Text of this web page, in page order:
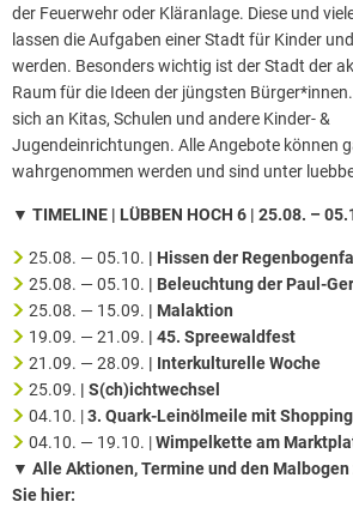
der Feuerwehr oder Kläranlage. Diese und
lassen die Aufgaben einer Stadt für Kinder
werden. Besonders wichtig ist der Stadt der
Raum für die Ideen der jüngsten
sich an Kitas, Schulen und andere Kinder- &
Jugendeinrichtungen. Alle Angebote können
wahrgenommen werden und sind unter
▼ TIMELINE | LÜBBEN HOCH 6 | 25.08. –
25.08. — 05.10. | Hissen der
25.08. — 05.10. | Beleuchtung der Paul-
25.08. — 15.09. | Malaktion
19.09. — 21.09. | 45. Spreewaldfest
21.09. — 28.09. | Interkulturelle Woche
25.09. | S(ch)ichtwechsel
04.10. |3. Quark-Leinölmeile mit
04.10. — 19.10. |Wimpelkette am
▼ Alle Aktionen, Termine und den
Sie hier: